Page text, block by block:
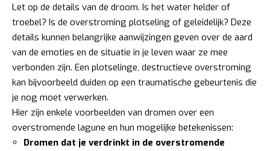
Let op de details van de droom. Is het water helder of
troebel? Is de overstroming plotseling of geleidelijk? Deze
details kunnen belangrijke aanwijzingen geven over de aard
van de emoties en de situatie in je leven waar ze mee
verbonden zijn. Een plotselinge, destructieve overstroming
kan bijvoorbeeld duiden op een traumatische gebeurtenis die
je nog moet verwerken.
Hier zijn enkele voorbeelden van dromen over een
overstromende lagune en hun mogelijke betekenissen:
Dromen dat je verdrinkt in de overstromende